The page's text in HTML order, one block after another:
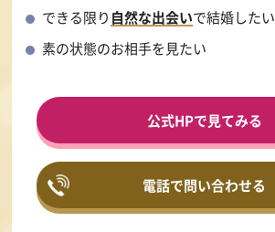
できる限り 自然な出会いで結婚したい
素の状態のお相手を見たい
公式HPで見てみる
電話で問い合わせる